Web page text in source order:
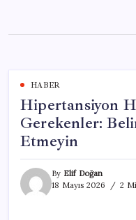
content
HABER
Hipertansiyon
Gerekenler:
Etmeyin
By Elif Doğan
18 Mayıs 2026
2